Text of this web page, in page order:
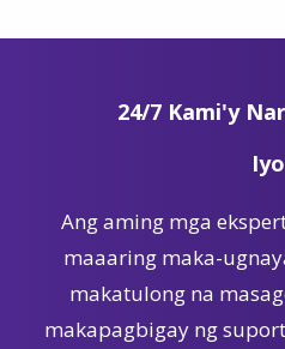
24/7 Kami'y
Iyo
Ang aming mga
maaaring maka-
makatulong na
makapagbigay ng